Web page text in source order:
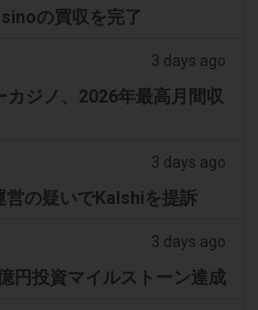
の買収を完了
3 days ago
ジノ、2026年最高月間収
3 days ago
営の疑いでKalshiを提訴
3 days ago
円投資マイルストーン達成